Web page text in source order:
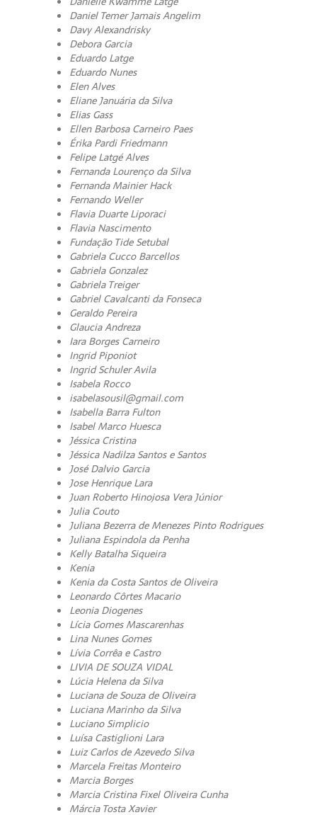
Daniel Temer Jamais Angelim
Davy Alexandrisky
Debora Garcia
Eduardo Latge
Eduardo Nunes
Elen Alves
Eliane Januária da Silva
Elias Gass
Ellen Barbosa Carneiro Paes
Érika Pardi Friedmann
Felipe Latgé Alves
Fernanda Lourenço da Silva
Fernanda Mainier Hack
Fernando Weller
Flavia Duarte Liporaci
Flavia Nascimento
Fundação Tide Setubal
Gabriela Cucco Barcellos
Gabriela Gonzalez
Gabriela Treiger
Gabriel Cavalcanti da Fonseca
Geraldo Pereira
Glaucia Andreza
Iara Borges Carneiro
Ingrid Piponiot
Ingrid Schuler Avila
Isabela Rocco
isabelasousil@gmail.com
Isabella Barra Fulton
Isabel Marco Huesca
Jéssica Cristina
Jéssica Nadilza Santos e Santos
José Dalvio Garcia
Jose Henrique Lara
Juan Roberto Hinojosa Vera Júnior
Julia Couto
Juliana Bezerra de Menezes Pinto Rodrigues
Juliana Espindola da Penha
Kelly Batalha Siqueira
Kenia
Kenia da Costa Santos de Oliveira
Leonardo Côrtes Macario
Leonia Diogenes
Lícia Gomes Mascarenhas
Lina Nunes Gomes
Lívia Corrêa e Castro
LIVIA DE SOUZA VIDAL
Lúcia Helena da Silva
Luciana de Souza de Oliveira
Luciana Marinho da Silva
Luciano Simplicio
Luísa Castiglioni Lara
Luiz Carlos de Azevedo Silva
Marcela Freitas Monteiro
Marcia Borges
Marcia Cristina Fixel Oliveira Cunha
Márcia Tosta Xavier